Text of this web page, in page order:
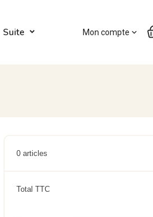
Suite Mon compte expand_more
0 articles
Total TTC